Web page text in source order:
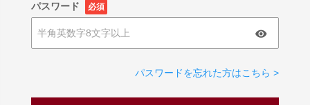
パスワード 必須
パスワードを忘れた方はこちら >